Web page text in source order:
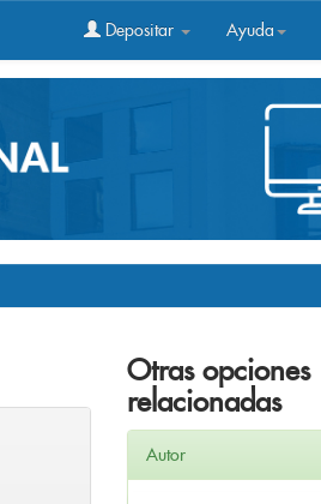
Depositar Ayuda
Otras opciones
relacionadas
Autor